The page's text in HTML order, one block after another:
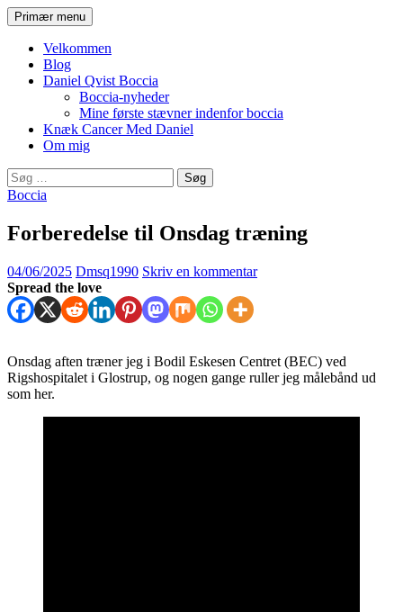
Hop
til
indhold
Daniel Qvist
SøgPrimær menu
Velkommen
Blog
Daniel Qvist Boccia
Boccia-nyheder
Mine første stævner indenfor boccia
Knæk Cancer Med Daniel
Om mig
Søg
efter:
Boccia
Forberedelse til Onsdag træning
04/06/2025 Dmsq1990 Skriv en kommentar
Spread the love
Onsdag aften træner jeg i Bodil Eskesen Centret (BEC) ved
Rigshospitalet i Glostrup, og nogen gange ruller jeg målebånd ud
som her.